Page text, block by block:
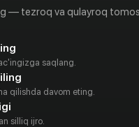
16+
— tezroq va qulayroq
saqlang.
qilishda davom eting.
silliq ijro.